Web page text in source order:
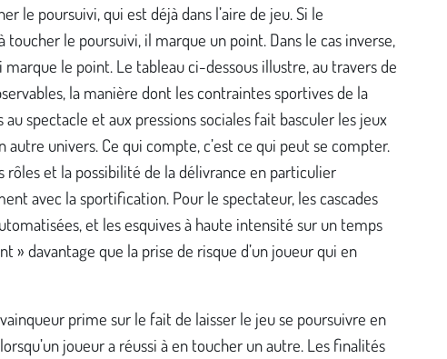
le poursuivi, qui est déjà dans l’aire de jeu. Si le
toucher le poursuivi, il marque un point. Dans le cas inverse,
marque le point. Le tableau ci-dessous illustre, au travers de
la manière dont les contraintes sportives de la
spectacle et aux pressions sociales fait basculer les jeux
autre univers. Ce qui compte, c’est ce qui peut se compter.
rôles et la possibilité de la délivrance en particulier
avec la sportification. Pour le spectateur, les cascades
et les esquives à haute intensité sur un temps
» davantage que la prise de risque d’un joueur qui en
prime sur le fait de laisser le jeu se poursuivre en
joueur a réussi à en toucher un autre. Les finalités